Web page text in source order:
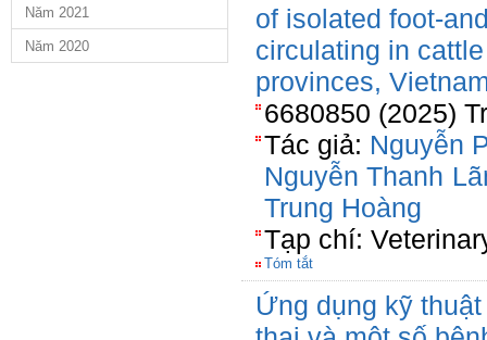
Năm 2021
Năm 2020
of isolated foot-
circulating in
provinces,
6680850 (2025)
Tác giả: Nguyễn
Nguyễn Thanh
Trung Hoàng
Tạp chí:
Tóm tắt
Ứng dụng kỹ